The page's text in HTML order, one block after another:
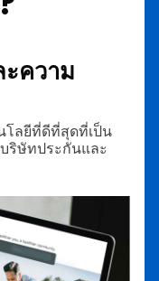
ความ
โลยีที่ดีที่สุดที่เป็น
ริษัทประกันและ